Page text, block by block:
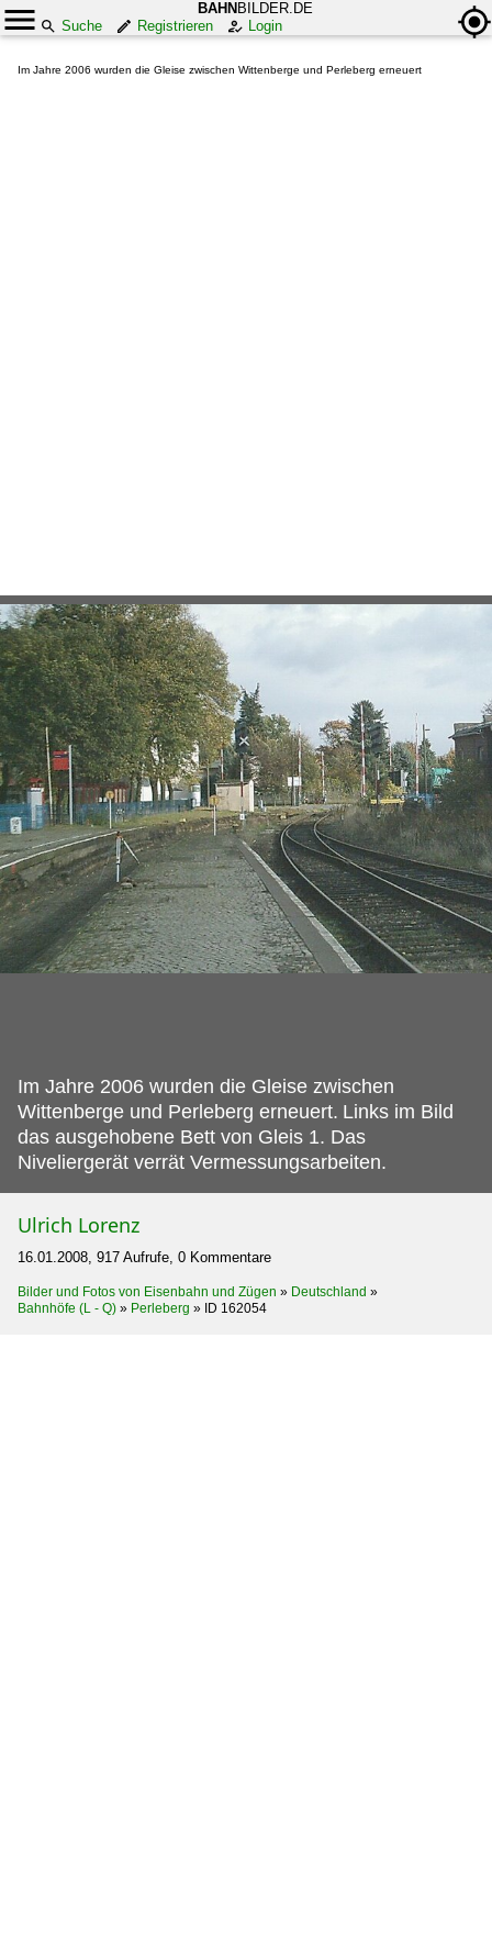
BAHN BILDER.DE
Suche
Registrieren Login
Im Jahre 2006 wurden die Gleise zwischen Wittenberge und Perleberg erneuert
Im Jahre 2006 wurden die Gleise zwischen
Wittenberge und Perleberg erneuert. Links im Bild
das ausgehobene Bett von Gleis 1. Das
Niveliergerät verrät Vermessungsarbeiten.
Ulrich Lorenz
16.01.2008, 917 Aufrufe, 0 Kommentare
Bilder und Fotos von Eisenbahn und Zügen » Deutschland »
Bahnhöfe (L - Q) » Perleberg » ID 162054